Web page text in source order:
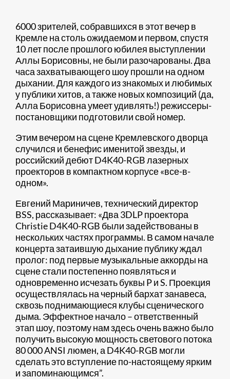
6000 зрителей, собравшихся в этот вечер в
Кремле на столь ожидаемом и первом, спустя
10 лет после прошлого юбилея выступлении
Аллы Борисовны, не были разочарованы. Два
часа захватывающего шоу прошли на одном
дыхании. Для каждого из знакомых и любимых
у публики хитов, а также новых композиций (да,
Алла Борисовна умеет удивлять!) режиссеры-
постановщики подготовили свой номер.
Этим вечером на сцене Кремлевского дворца
случился и бенефис именитой звезды, и
российский дебют D4K40-RGB лазерных
проекторов в компактном корпусе «все-в-
одном».
Евгений Мариничев, технический директор
BSS, рассказывает: «Два 3DLP проектора
Christie D4K40-RGB были задействованы в
нескольких частях программы. В самом начале
концерта затаившую дыхание публику ждал
пролог: под первые музыкальные аккорды на
сцене стали постепенно появляться и
одновременно исчезать буквы P и S. Проекция
осуществлялась на черный бархат занавеса,
сквозь поднимающиеся клубы сценического
дыма. Эффектное начало – ответственный
этап шоу, поэтому нам здесь очень важно было
получить высокую мощность светового потока
80 000 ANSI люмен, а D4K40-RGB могли
сделать это вступление по-настоящему ярким
и запоминающимся”.